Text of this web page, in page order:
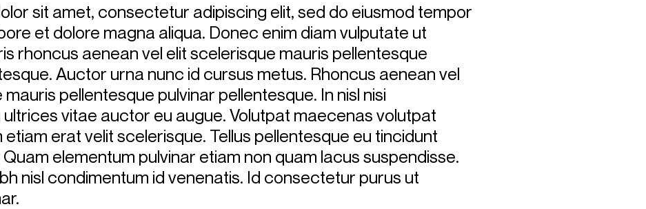
sit amet, consectetur adipiscing elit, sed do eiusmod tempor
et dolore magna aliqua. Donec enim diam vulputate ut
rhoncus aenean vel elit scelerisque mauris pellentesque
Auctor urna nunc id cursus metus. Rhoncus aenean vel
pellentesque pulvinar pellentesque. In nisl nisi
vitae auctor eu augue. Volutpat maecenas volutpat
etiam erat velit scelerisque. Tellus pellentesque eu tincidunt
elementum pulvinar etiam non quam lacus suspendisse.
nisl condimentum id venenatis. Id consectetur purus ut